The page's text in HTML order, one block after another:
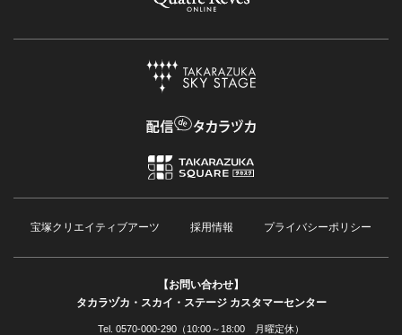
宝塚クリエイティブアーツ 採用情報 プライバシーポリシー
【お問い合わせ】
タカラヅカ・スカイ・ステージ カスタマーセンター
Tel. 0570-000-290（10:00～18:00 月曜定休）